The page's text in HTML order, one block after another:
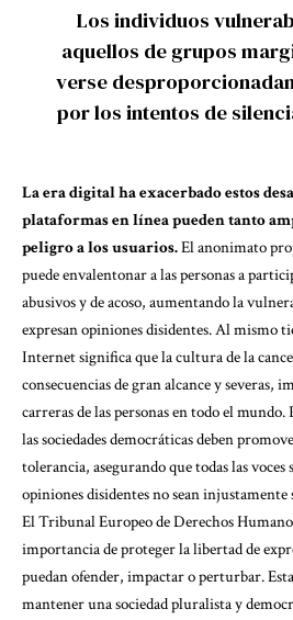
Los individuos
aquellos de grupos
verse
por los intentos de
La era digital ha exacerbado estos
plataformas en línea pueden tanto
peligro a los usuarios.El anonimato
puede envalentonar a las personas a
abusivos y de acoso, aumentando la
expresan opiniones disidentes. Al mismo
Internet significa que la cultura de la
consecuencias de gran alcance y severas,
carreras de las personas en todo el mundo.
las sociedades democráticas deben
tolerancia, asegurando que todas las voces
opiniones disidentes no sean injustamente
El Tribunal Europeo de Derechos
importancia de proteger la libertad de
puedan ofender, impactar o perturbar.
mantener una sociedad pluralista y